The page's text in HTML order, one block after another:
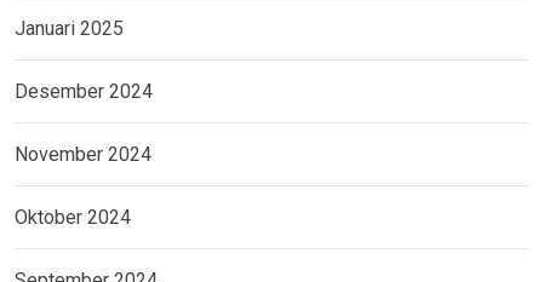
Januari 2025
Desember 2024
November 2024
Oktober 2024